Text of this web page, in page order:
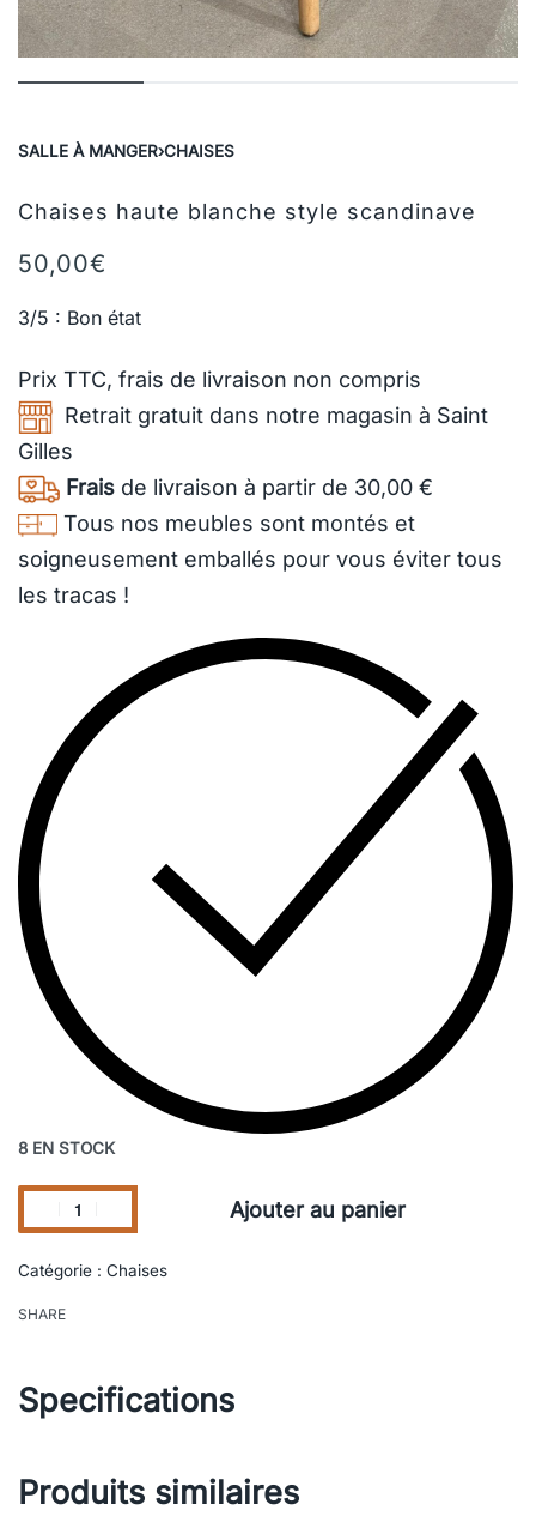
SALLE À MANGER›CHAISES
Chaises haute blanche style scandinave
50,00€
3/5 : Bon état
Prix TTC, frais de livraison non compris
Retrait gratuit dans notre magasin à Saint
Gilles
Frais de livraison à partir de 30,00 €
Tous nos meubles sont montés et
soigneusement emballés pour vous éviter tous
les tracas !
8 EN STOCK
Ajouter au panier
Catégorie : Chaises
SHARE
Specifications
Produits similaires